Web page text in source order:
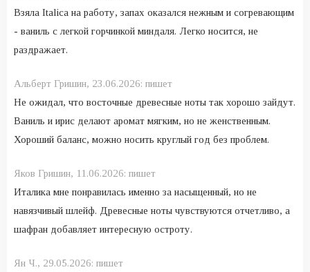
Взяла Italica на работу, запах оказался нежным и согревающим
- ваниль с легкой горчинкой миндаля. Легко носится, не
раздражает.
Альберт Гришин, 23.06.2026: пишет
Не ожидал, что восточные древесные ноты так хорошо зайдут.
Ваниль и ирис делают аромат мягким, но не женственным.
Хороший баланс, можно носить круглый год без проблем.
Яков Гришин, 11.06.2026: пишет
Италика мне понравилась именно за насыщенный, но не
навязчивый шлейф. Древесные ноты чувствуются отчетливо, а
шафран добавляет интересную остроту.
Ян Ч., 29.05.2026: пишет